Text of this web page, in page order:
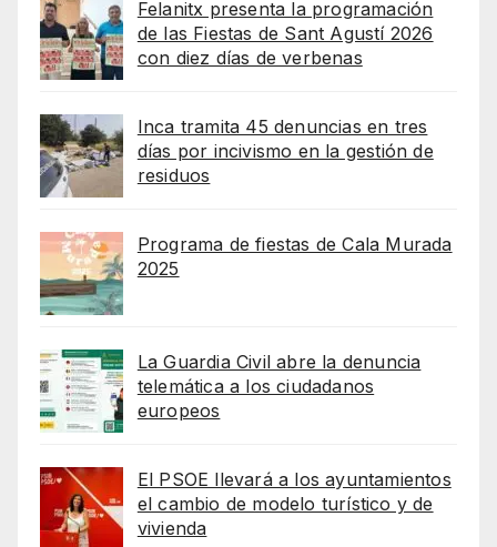
Felanitx presenta la programación
de las Fiestas de Sant Agustí 2026
con diez días de verbenas
Inca tramita 45 denuncias en tres
días por incivismo en la gestión de
residuos
Programa de fiestas de Cala Murada
2025
La Guardia Civil abre la denuncia
telemática a los ciudadanos
europeos
El PSOE llevará a los ayuntamientos
el cambio de modelo turístico y de
vivienda